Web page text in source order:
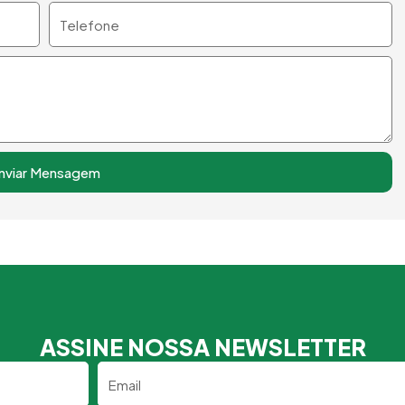
Mensagem
ASSINE NOSSA NEWSLETTER